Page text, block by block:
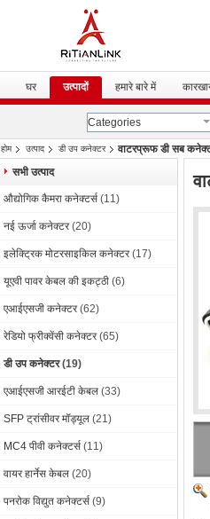
घर उत्पादों हमारे बारे में
Categories
होम उत्पाद डी उप कनेक्टर
वाटरप्रूफ डी सब
सभी उत्पाद
औद्योगिक कैमरा कनेक्टर्स (11)
नई ऊर्जा कनेक्टर (20)
इलेक्ट्रिक मोटरसाइकिल कनेक्टर (17)
यूएवी पावर केबल की इकट्ठी (6)
एआईएसजी कनेक्टर (62)
रेडियो फ्रीक्वेंसी कनेक्टर (65)
डी उप कनेक्टर (19)
एआईएसजी आरईटी केबल (33)
SFP ट्रांसीवर मॉड्यूल (21)
MC4 पीवी कनेक्टर्स (11)
वायर हार्नेस केबल (20)
पनरोक विद्युत कनेक्टर्स (9)